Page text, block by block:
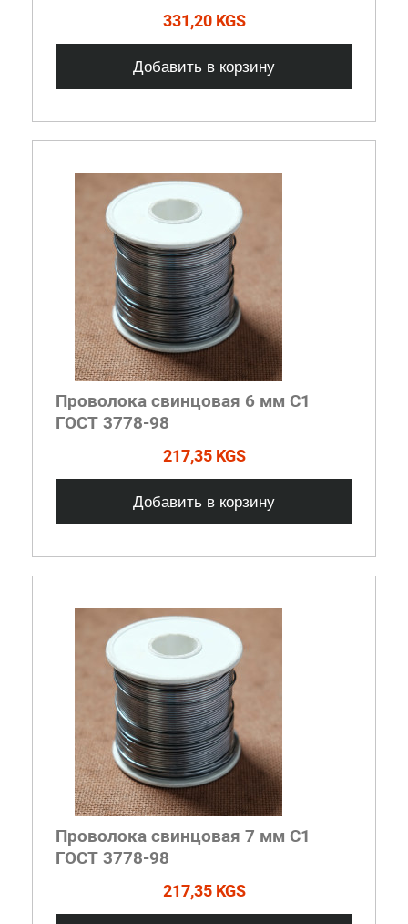
331,20 KGS
Добавить в корзину
Проволока свинцовая 6 мм С1
ГОСТ 3778-98
217,35 KGS
Добавить в корзину
Проволока свинцовая 7 мм С1
ГОСТ 3778-98
217,35 KGS